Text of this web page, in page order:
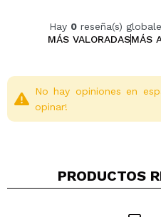
Hay 0 reseña(s)
MÁS VALORADASMÁS
No hay opiniones en
opinar!
PRODUCTOS